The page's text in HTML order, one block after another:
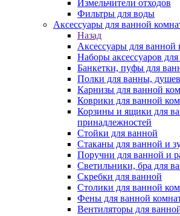
Измельчители отходов
Фильтры для воды
Аксессуары для ванной
Назад
Аксессуары для ванной
Наборы аксессуаров
Банкетки, пуфы для
Полки для ванны,
Карнизы для ванной
Коврики для ванной
Корзины и ящики для
принадлежностей
Стойки для ванной
Стаканы для ванной и
Поручни для ванной и
Светильники, бра для
Скребки для ванной
Столики для ванной
Фены для ванной
Вентиляторы для